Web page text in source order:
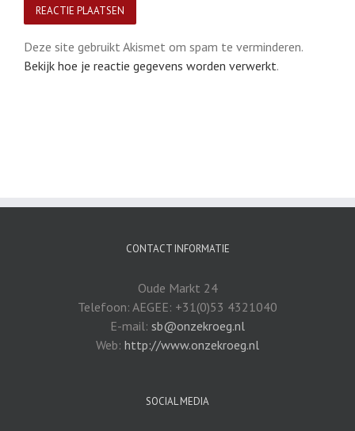
Deze site gebruikt Akismet om spam te verminderen.
Bekijk hoe je reactie gegevens worden verwerkt.
CONTACT INFORMATIE
Oude Markt 24
Telefoon: AEGEE: +31(0)53 4321040
E-mail: sb@onzekroeg.nl
Web: http://www.onzekroeg.nl
SOCIAL MEDIA